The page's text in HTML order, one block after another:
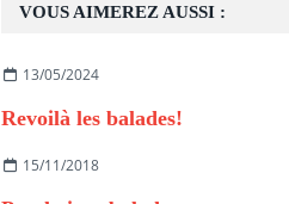
VOUS AIMEREZ AUSSI :
13/05/2024
Revoilà les balades!
15/11/2018